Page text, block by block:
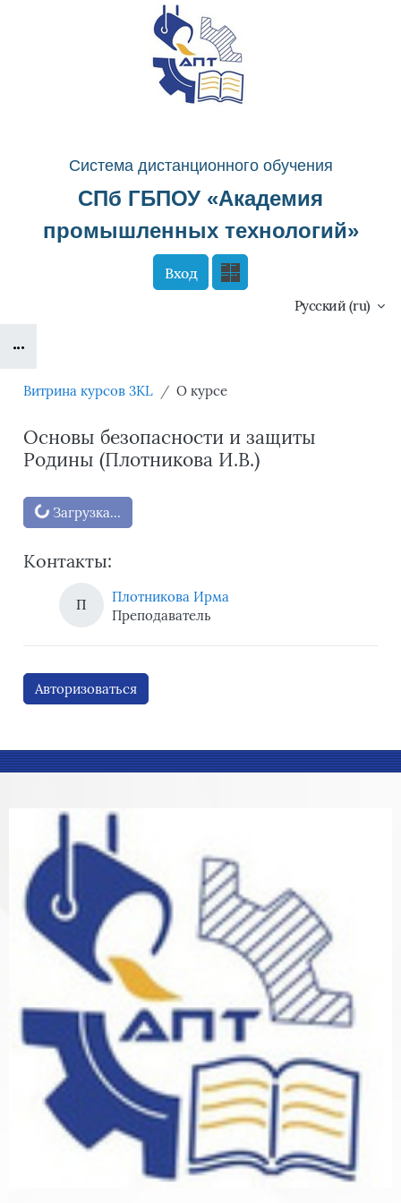
Перейти к основному содержанию
Система дистанционного обучения
СПб ГБПОУ «Академия
промышленных технологий»
Вход
Русский ‎(ru)‎
Витрина курсов 3KL О курсе
Основы безопасности и защиты
Родины (Плотникова И.В.)
Блоки
Загрузка...
Контакты:
П
Плотникова Ирма
Преподаватель
Авторизоваться
Блоки